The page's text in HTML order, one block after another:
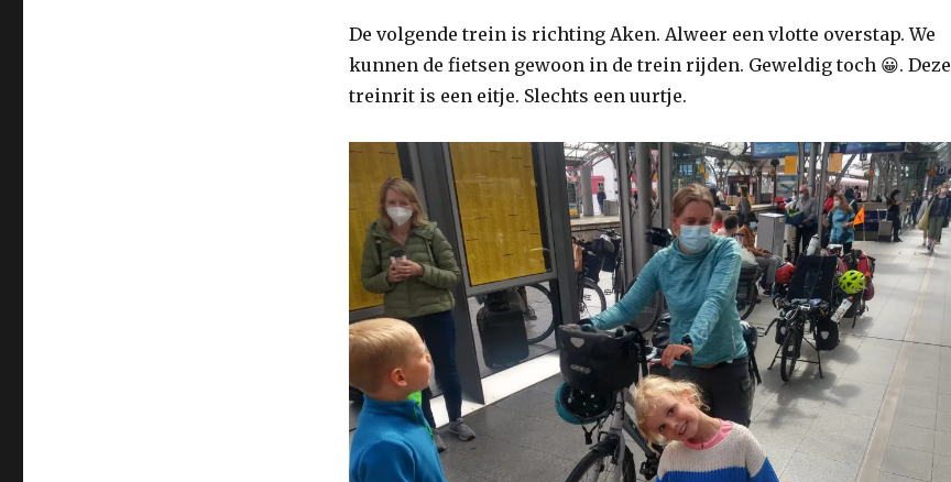
De volgende trein is richting Aken. Alweer een vlotte overstap. We
kunnen de fietsen gewoon in de trein rijden. Geweldig toch 😀. Deze
treinrit is een eitje. Slechts een uurtje.